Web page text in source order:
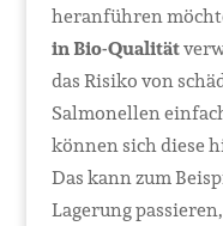
heranführen
in Bio-Qualität
das Risiko von
Salmonellen
können sich diese
Das kann zum
Lagerung